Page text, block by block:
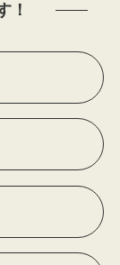
！